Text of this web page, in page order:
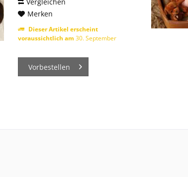
Vergleichen
Merken
Dieser Artikel erscheint
voraussichtlich am 30. September
Vorbestellen